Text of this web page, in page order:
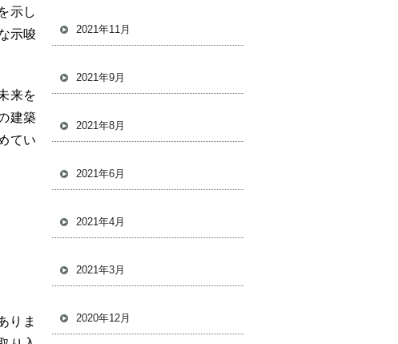
示し
示唆
来を
建築
てい
りま
2021年11月
2021年9月
2021年8月
2021年6月
2021年4月
2021年3月
2020年12月